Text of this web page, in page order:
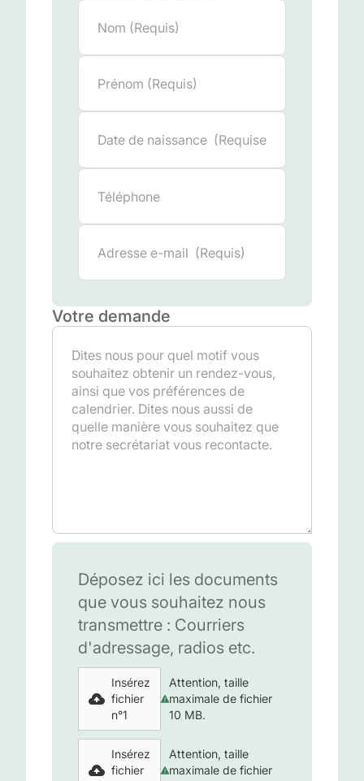
Votre demande
Déposez ici les documents
que vous souhaitez nous
transmettre : Courriers
d'adressage, radios etc.
Insérez
fichier
n°1
Attention, taille
maximale de fichier
10 MB.
Insérez
fichier
Attention, taille
maximale de fichier